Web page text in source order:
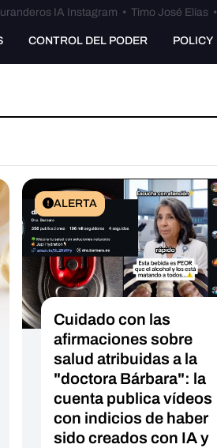
IA Instagram • Timo José Elías •
CONTROL DEL PODER POLICY
ALERTA
Cuidado con las
afirmaciones sobre
salud atribuidas a la
"doctora Bárbara": la
cuenta publica vídeos
con indicios de haber
sido creados con IA y